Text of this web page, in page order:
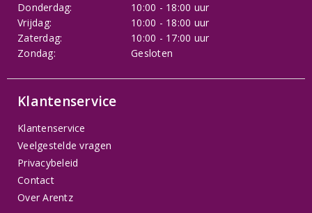
Donderdag:
10:00 - 18:00 uur
Vrijdag:
10:00 - 18:00 uur
Zaterdag:
10:00 - 17:00 uur
Zondag:
Gesloten
Klantenservice
Klantenservice
Veelgestelde vragen
Privacybeleid
Contact
Over Arentz